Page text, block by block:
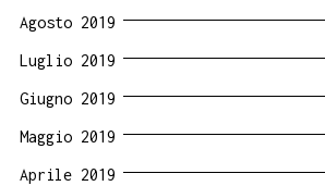
Agosto 2019
Luglio 2019
Giugno 2019
Maggio 2019
Aprile 2019